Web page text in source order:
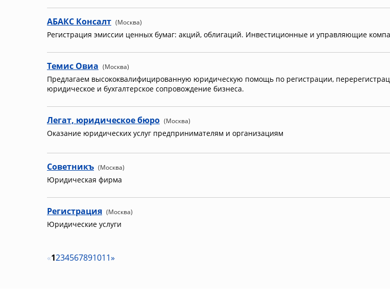
АБАКС Консалт (Москва)
Регистрация эмиссии ценных бумаг: акций, облигаций. Инвестиционные и управляющие
Темис Овиа (Москва)
Предлагаем высококвалифицированную юридическую помощь по регистрации,
юридическое и бухгалтерское сопровождение бизнеса.
Легат, юридическое бюро (Москва)
Оказание юридических услуг предпринимателям и организациям
Советникъ (Москва)
Юридическая фирма
Регистрация (Москва)
Юридические услуги
«1234567891011»